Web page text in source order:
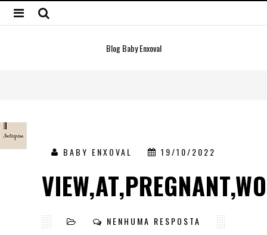
Blog Baby Enxoval
BABY ENXOVAL 19/10/2022
NENHUMA RESPOSTA